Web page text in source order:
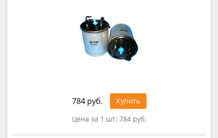
784 руб.
Купить
Цена за 1 шт: 784 руб.